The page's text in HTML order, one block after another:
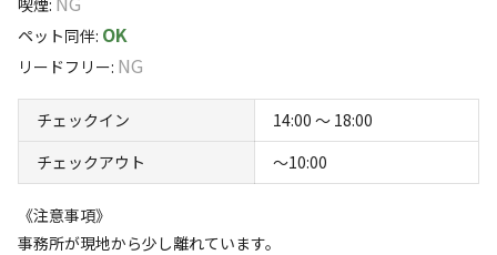
ペット同伴: OK
リードフリー: NG
チェックイン
14:00 〜 18:00
チェックアウト
〜10:00
《注意事項》
事務所が現地から少し離れています。
予約時にお申し出ください。
#ドッグラン
カップルにおすすめ
#手ぶらキャンプ
# ファミリーにおすすめ
#虫捕り #
#ソロにおすすめ 絶景 #携帯電波あり